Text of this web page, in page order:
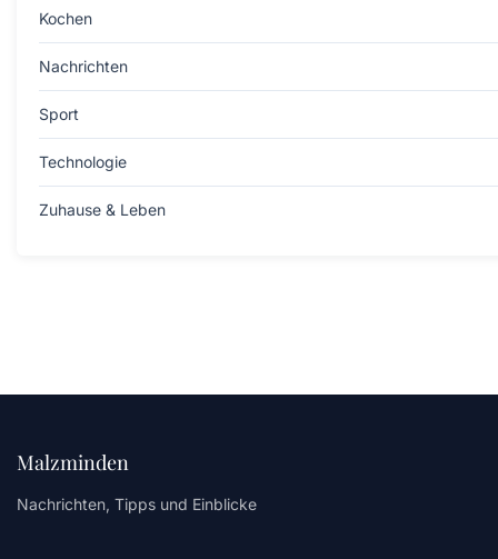
Kochen
Nachrichten
Sport
Technologie
Zuhause & Leben
Malzminden
Nachrichten, Tipps und Einblicke